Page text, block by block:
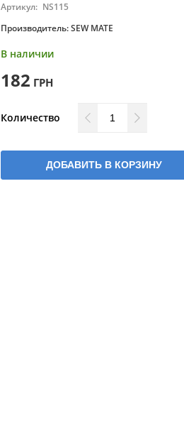
Артикул: NS115
Производитель:SEW MATE
В наличии
182 ГРН
Количество
ДОБАВИТЬ В КОРЗИНУ